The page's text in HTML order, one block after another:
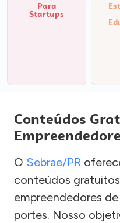
Para
Startups
Conteúdos
O Sebrae/PR
conteúdos gratuitos
empreendedores
portes. Nosso